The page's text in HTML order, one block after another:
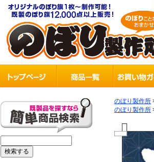
のぼり製作所
のぼり製作所